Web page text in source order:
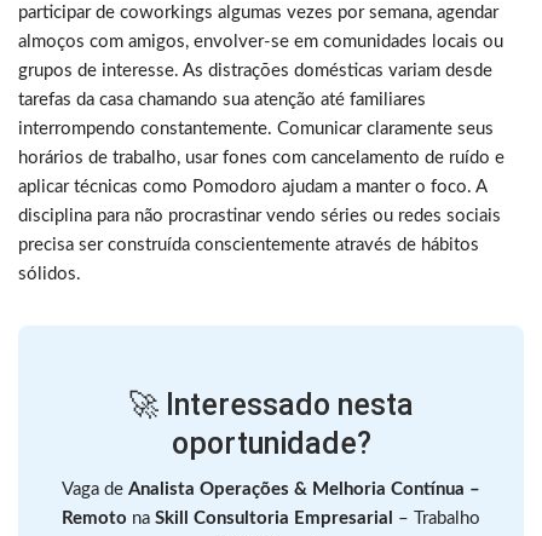
participar de coworkings algumas vezes por semana, agendar
almoços com amigos, envolver-se em comunidades locais ou
grupos de interesse. As distrações domésticas variam desde
tarefas da casa chamando sua atenção até familiares
interrompendo constantemente. Comunicar claramente seus
horários de trabalho, usar fones com cancelamento de ruído e
aplicar técnicas como Pomodoro ajudam a manter o foco. A
disciplina para não procrastinar vendo séries ou redes sociais
precisa ser construída conscientemente através de hábitos
sólidos.
🚀 Interessado nesta
oportunidade?
Vaga de Analista Operações & Melhoria Contínua –
Remoto na Skill Consultoria Empresarial
– Trabalho